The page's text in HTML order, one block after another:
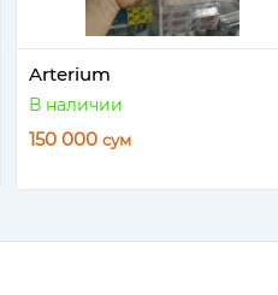
Arterium
В наличии
150 000сум